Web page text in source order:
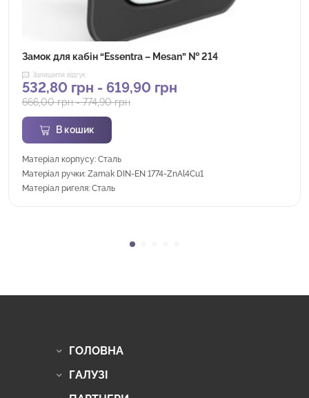
Замок для кабін “Essentra – Mesan” № 214
Залишити відгук
532,80 грн - 619,90 грн
666,00грн-774,90грн
В кошик
Матеріал корпусу: Сталь
Матеріал ручки: Zamak DIN-EN 1774-ZnAl4Cu1
Матеріал ригеля: Сталь
ГОЛОВНА
ГАЛУЗІ